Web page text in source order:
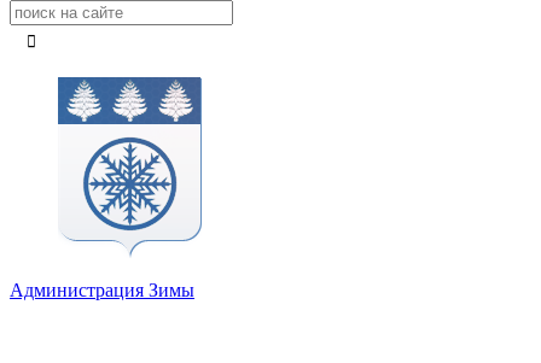
Администрация Зимы